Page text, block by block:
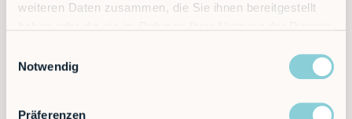
weiteren Daten zusammen, die Sie ihnen bereitgestellt
Notwendig
Präferenzen